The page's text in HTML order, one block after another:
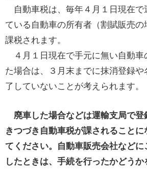
自動車税は、毎年４月１日現在
ている自動車の所有者（割賦販売の
課税されます。
４月１日現在で手元に無い自動車
た場合は、３月末までに抹消登録
了していないことが考えられます。
廃車した場合などは運輸支局で登
きつづき自動車税が課されること
てください。自動車販売会社など
したときは、手続を行ったかどうか